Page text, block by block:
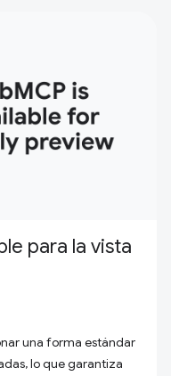
para la vista
una forma estándar
lo que garantiza